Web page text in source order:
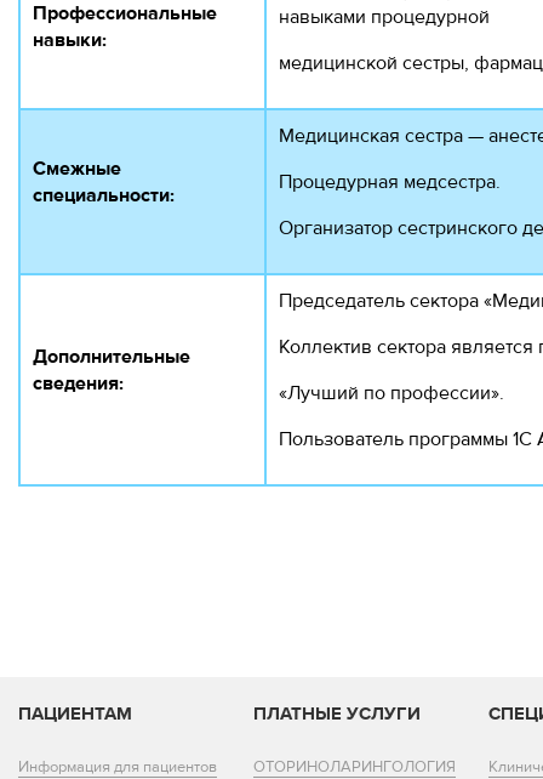
Профессиональные
навыки:
навыками процедурной
медицинской сестры,
Смежные
специальности:
Медицинская сестра —
Процедурная медсестра.
Организатор сестринского
Дополнительные
сведения:
Председатель сектора
Коллектив сектора
«Лучший по профессии».
Пользователь программы 1С
ПАЦИЕНТАМ
Информация для пациентов
ПЛАТНЫЕ УСЛУГИ
ОТОРИНОЛАРИНГОЛОГИЯ